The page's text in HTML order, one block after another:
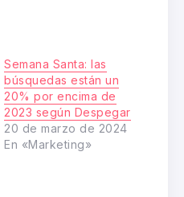
Semana Santa: las
búsquedas están un
20% por encima de
2023 según Despegar
20 de marzo de 2024
En «Marketing»